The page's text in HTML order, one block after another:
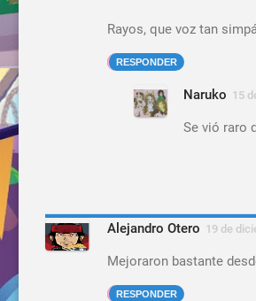
Rayos, que voz tan
RESPONDER
Naruko 15
Se vió raro
Alejandro Otero 19 de
Mejoraron bastante
RESPONDER